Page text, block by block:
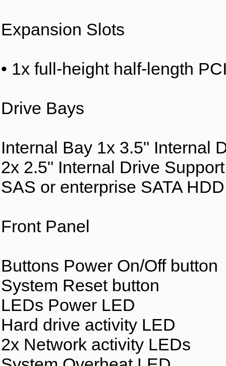
Expansion Slots
• 1x full-height half-length
Drive Bays
Internal Bay 1x 3.5" Internal
2x 2.5" Internal Drive
SAS or enterprise SATA
Front Panel
Buttons Power On/Off button
System Reset button
LEDs Power LED
Hard drive activity LED
2x Network activity LEDs